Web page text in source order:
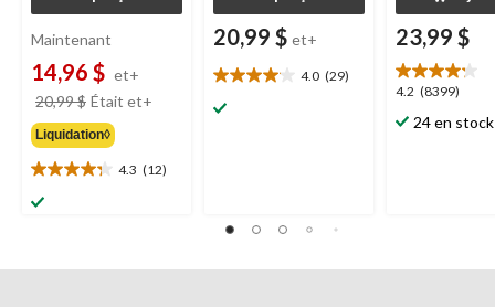
Maintenant
14,96 $ et+
20,99 $ Était et+
partir
Liquidation◊
4.3 (12)
4.3
étoile(s)
20,99 $ et+
4.0 (29)
4.0
étoile(s)
23,99 $
4.2 (8399)
4.2
étoile(s)
sur
24 en stock